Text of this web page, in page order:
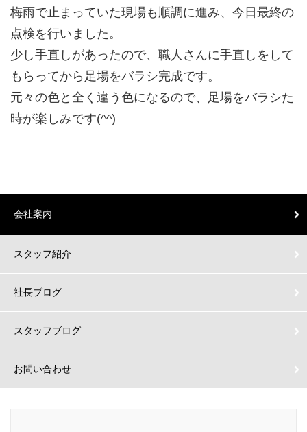
梅雨で止まっていた現場も順調に進み、今日最終の
点検を行いました。
少し手直しがあったので、職人さんに手直しをして
もらってから足場をバラシ完成です。
元々の色と全く違う色になるので、足場をバラシた
時が楽しみです(^^)
会社案内
スタッフ紹介
社長ブログ
スタッフブログ
お問い合わせ